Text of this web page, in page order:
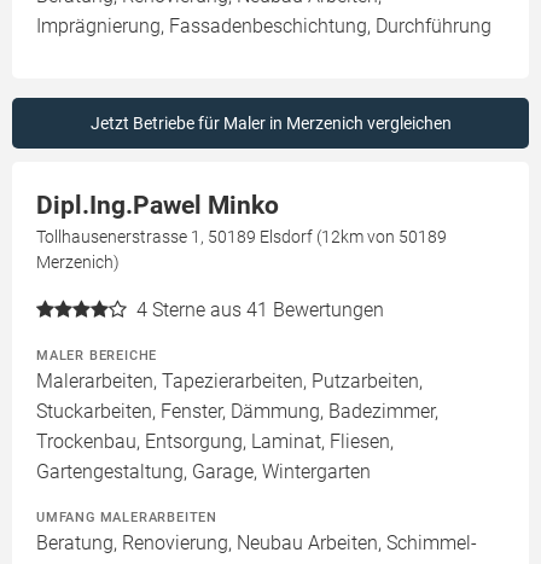
Imprägnierung, Fassadenbeschichtung, Durchführung
Jetzt Betriebe für Maler in Merzenich vergleichen
Dipl.Ing.Pawel Minko
Tollhausenerstrasse 1, 50189 Elsdorf (12km von 50189
Merzenich)
4 Sterne aus 41 Bewertungen
MALER BEREICHE
Malerarbeiten, Tapezierarbeiten, Putzarbeiten,
Stuckarbeiten, Fenster, Dämmung, Badezimmer,
Trockenbau, Entsorgung, Laminat, Fliesen,
Gartengestaltung, Garage, Wintergarten
UMFANG MALERARBEITEN
Beratung, Renovierung, Neubau Arbeiten, Schimmel-